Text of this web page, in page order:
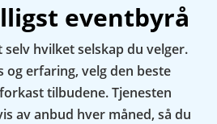
eventbyrå
hvilket selskap du velger.
og erfaring, velg den beste
tilbudene. Tjenesten
av anbud hver måned, så du